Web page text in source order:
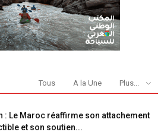
Tous A la Une Plus...
: Le Maroc réaffirme son attachement
et son soutien...